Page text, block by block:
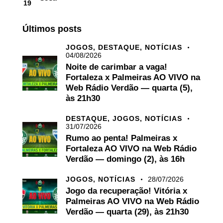
19
Últimos posts
JOGOS, DESTAQUE, NOTÍCIAS
04/08/2026
Noite de carimbar a vaga!
Fortaleza x Palmeiras AO VIVO na
Web Rádio Verdão — quarta (5),
às 21h30
DESTAQUE, JOGOS, NOTÍCIAS
31/07/2026
Rumo ao penta! Palmeiras x
Fortaleza AO VIVO na Web Rádio
Verdão — domingo (2), às 16h
JOGOS, NOTÍCIAS 28/07/2026
Jogo da recuperação! Vitória x
Palmeiras AO VIVO na Web Rádio
Verdão — quarta (29), às 21h30